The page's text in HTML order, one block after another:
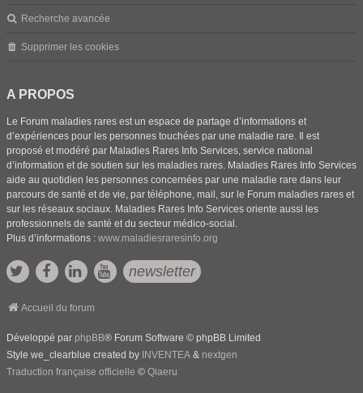
Recherche avancée
Supprimer les cookies
A PROPOS
Le Forum maladies rares est un espace de partage d’informations et
d’expériences pour les personnes touchées par une maladie rare. Il est
proposé et modéré par Maladies Rares Info Services, service national
d’information et de soutien sur les maladies rares. Maladies Rares Info Services
aide au quotidien les personnes concernées par une maladie rare dans leur
parcours de santé et de vie, par téléphone, mail, sur le Forum maladies rares et
sur les réseaux sociaux. Maladies Rares Info Services oriente aussi les
professionnels de santé et du secteur médico-social.
Plus d’informations : www.maladiesraresinfo.org
newsletter
Accueil du forum
Développé par phpBB® Forum Software © phpBB Limited
Style we_clearblue created by INVENTEA & nextgen
Traduction française officielle © Qiaeru